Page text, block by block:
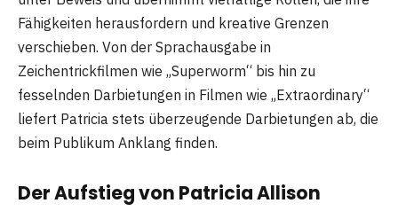
Fähigkeiten herausfordern und kreative Grenzen
verschieben. Von der Sprachausgabe in
Zeichentrickfilmen wie „Superworm“ bis hin zu
fesselnden Darbietungen in Filmen wie „Extraordinary“
liefert Patricia stets überzeugende Darbietungen ab, die
beim Publikum Anklang finden.
Der Aufstieg von Patricia Allison